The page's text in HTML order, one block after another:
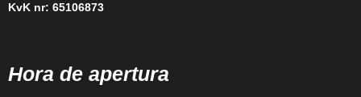
KvK nr: 65106873
Hora de apertura